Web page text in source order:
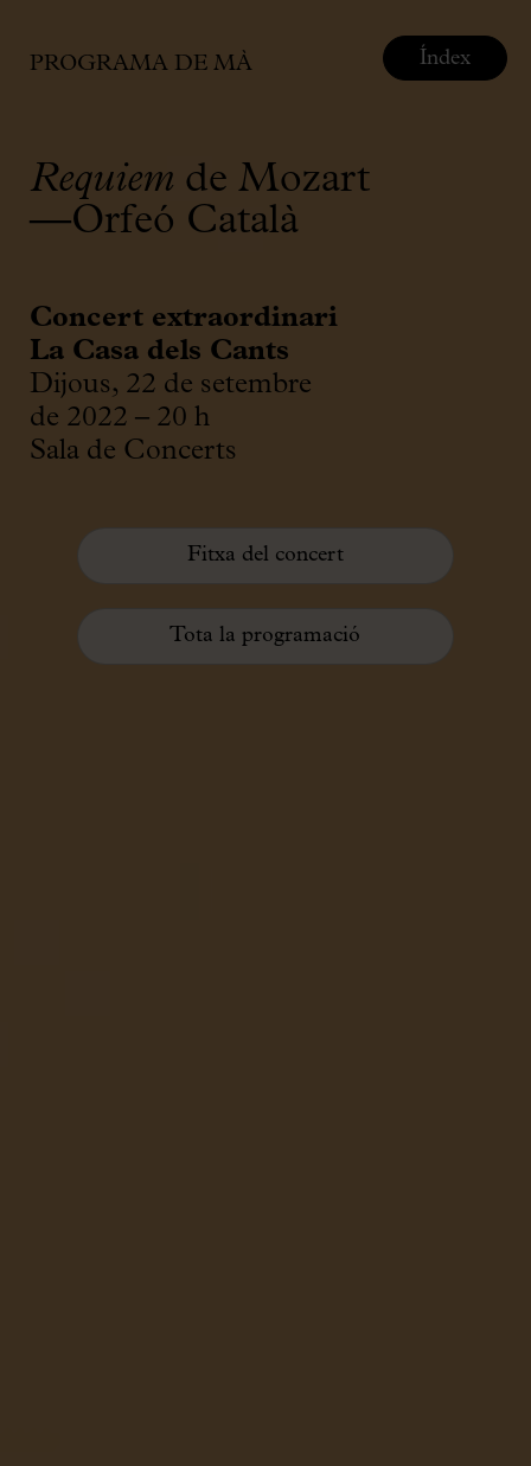
PROGRAMA DE MÀ
Requiem de Mozart
—Orfeó Català
Concert extraordinari
La Casa dels Cants
Dijous, 22 de setembre
de 2022 – 20 h
Sala de Concerts
Fitxa del concert
Tota la programació
Índex